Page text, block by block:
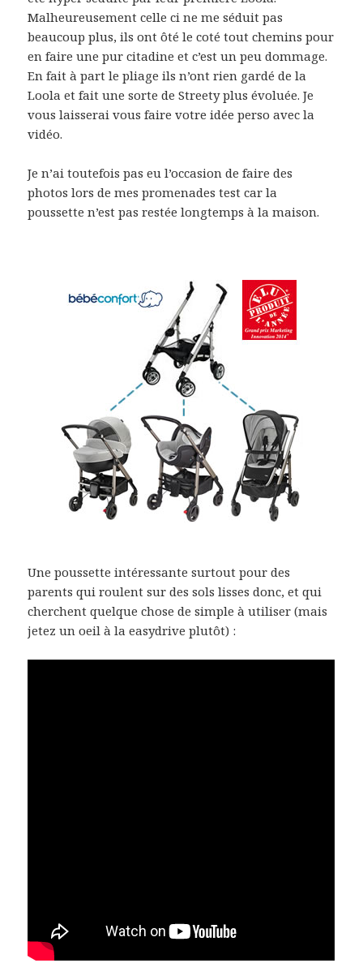
Malheureusement celle ci ne me séduit pas
beaucoup plus, ils ont ôté le coté tout chemins pour
en faire une pur citadine et c’est un peu dommage.
En fait à part le pliage ils n’ont rien gardé de la
Loola et fait une sorte de Streety plus évoluée. Je
vous laisserai vous faire votre idée perso avec la
vidéo.
Je n’ai toutefois pas eu l’occasion de faire des
photos lors de mes promenades test car la
poussette n’est pas restée longtemps à la maison.
Une poussette intéressante surtout pour des
parents qui roulent sur des sols lisses donc, et qui
cherchent quelque chose de simple à utiliser (mais
jetez un oeil à la easydrive plutôt) :